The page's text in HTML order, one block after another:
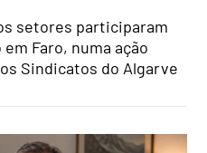
setores participaram
Faro, numa ação
Sindicatos do Algarve